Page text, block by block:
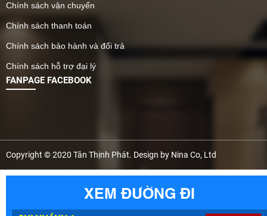
Chính sách vận chuyển
Chính sách thanh toán
Chính sách bảo hành và đổi trả
Chính sách hỗ trợ đại lý
FANPAGE FACEBOOK
Copyright © 2020 Tân Thịnh Phát. Design by Nina Co, Ltd
XEM ĐƯỜNG ĐI